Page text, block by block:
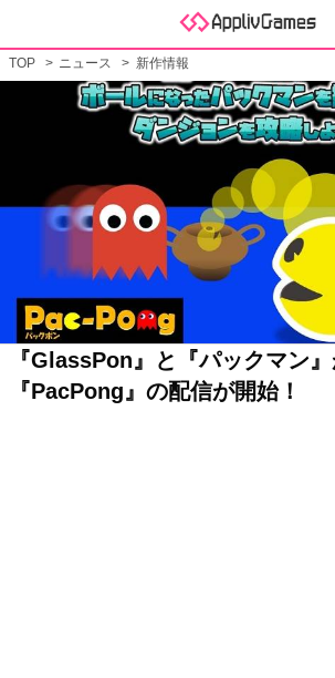
TOP ニュース 新作情報
『GlassPon』と『パックマン
『PacPong』の配信が開始！